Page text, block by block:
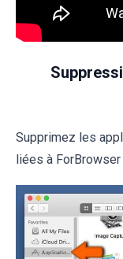
Supprimez les
liées à